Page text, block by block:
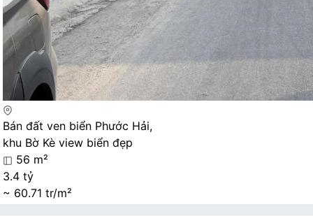
Bán đất ven biển Phước Hải,
khu Bờ Kè view biển đẹp
56 m²
3.4 tỷ
~ 60.71 tr/m²